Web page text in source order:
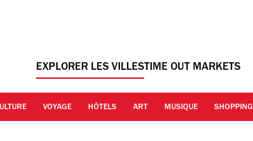
EXPLORER LES VILLESTIME OUT MARKETS
VOYAGE HÔTELS ART MUSIQUE SHOPPING